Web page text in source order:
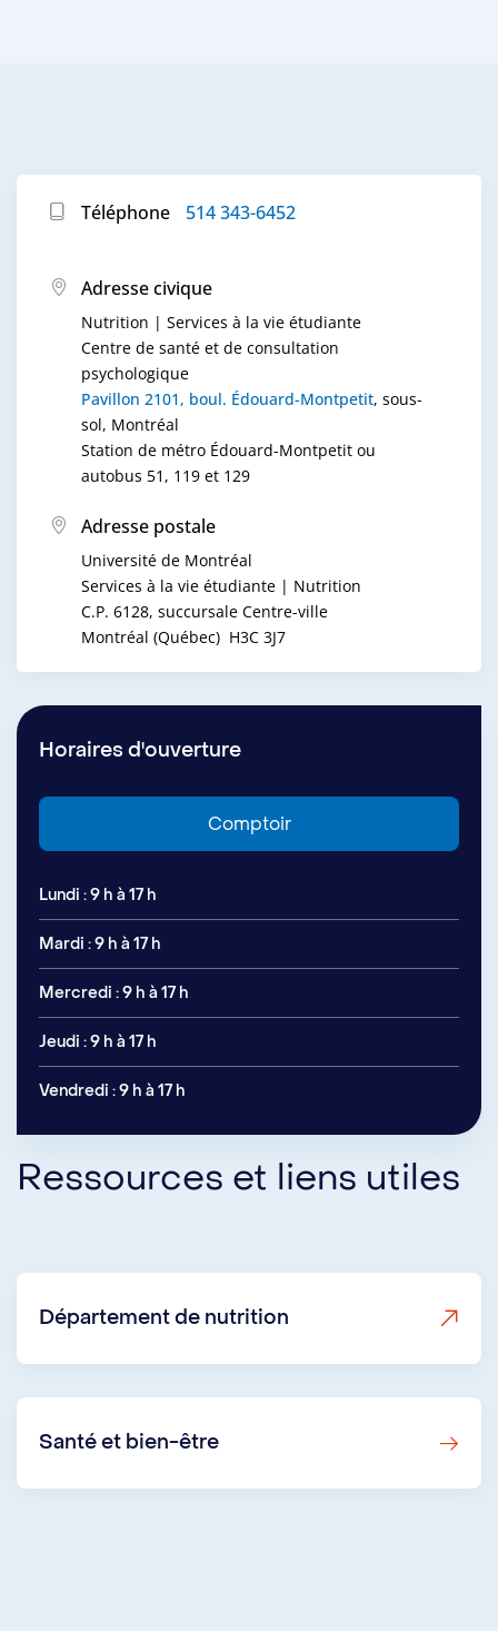
Téléphone 514 343-6452
Adresse civique
Nutrition | Services à la vie étudiante
Centre de santé et de consultation
psychologique
Pavillon 2101, boul. Édouard-Montpetit, sous-
sol, Montréal
Station de métro Édouard-Montpetit ou
autobus 51, 119 et 129
Adresse postale
Université de Montréal
Services à la vie étudiante | Nutrition
C.P. 6128, succursale Centre-ville
Montréal (Québec) H3C 3J7
Horaires d'ouverture
Comptoir
Lundi : 9 h à 17 h
Mardi : 9 h à 17 h
Mercredi : 9 h à 17 h
Jeudi : 9 h à 17 h
Vendredi : 9 h à 17 h
Ressources et liens utiles
Département de nutrition
Santé et bien-être